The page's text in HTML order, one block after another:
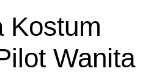
Kostum
Wanita